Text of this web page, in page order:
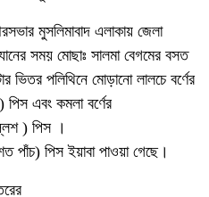
মুসলিমাবাদ এলাকায় জেলা
সময় মোছাঃ সালমা বেগমের বসত
ভিতর পলিথিনে মোড়ানো লালচে বর্ণের
পিস এবং কমলা বর্ণের
) পিস ।
পিস ইয়াবা পাওয়া গেছে।